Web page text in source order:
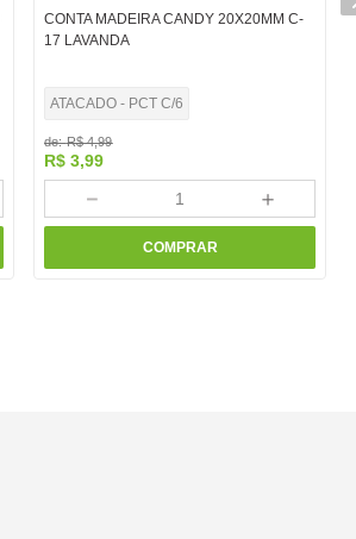
CONTA MADEIRA CANDY 20X20MM C-
17 LAVANDA
ATACADO - PCT C/6
de:R$ 4,99
R$ 3,99
＋
－
COMPRAR